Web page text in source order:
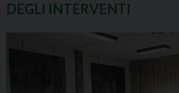
DEGLI INTERVENTI